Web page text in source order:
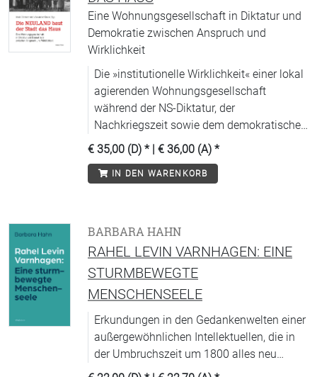
Eine Wohnungsgesellschaft in Diktatur und
Demokratie zwischen Anspruch und
Wirklichkeit
Die »institutionelle Wirklichkeit« einer lokal
agierenden Wohnungsgesellschaft
während der NS-Diktatur, der
Nachkriegszeit sowie dem demokratischen
Neubeginn in der Bundesrepublik.
€ 35,00 (D) * | € 36,00 (A) *
IN DEN WARENKORB
BARBARA HAHN
RAHEL LEVIN VARNHAGEN: EINE
STURMBEWEGTE
MENSCHENSEELE
Erkundungen in den Gedankenwelten einer
außergewöhnlichen Intellektuellen, die in
der Umbruchszeit um 1800 alles neu
bedenken musste.